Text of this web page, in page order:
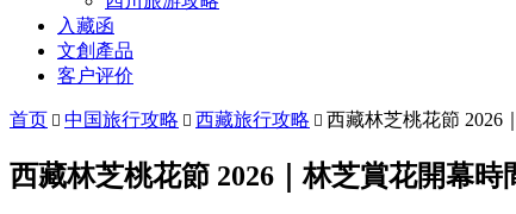
入藏函
文創產品
客户评价
首页  中国旅行攻略  西藏旅行攻略  西藏林芝桃花節 2026
西藏林芝桃花節 2026｜林芝賞花開幕